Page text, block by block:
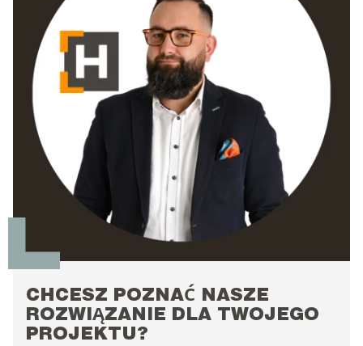
CHCESZ POZNAĆ NASZE
ROZWIĄZANIE DLA TWOJEGO
PROJEKTU?